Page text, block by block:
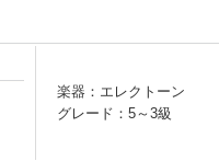
楽器：エレクトーン
グレード：5～3級